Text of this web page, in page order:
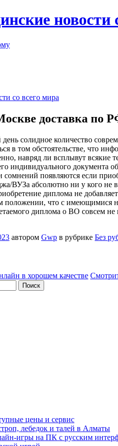
новости
доставка по
день солидное количество
в том обстоятельстве, что
навряд ли всплывут
индивидуального документа
сомнений появляются если
ВУЗа абсолютно ни у кого
диплома не
положении, что с имеющимися
диплома о ВО совсем
автором Gwp в рубрике Без
в хорошем качестве
цены и сервис
лебедок и талей в Алматы
игры на ПК с русским